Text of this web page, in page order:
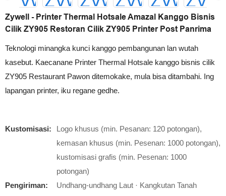
Zywell - Printer Thermal Hotsale Amazal Kanggo Bisnis
Cilik ZY905 Restoran Cilik ZY905 Printer Post Panrima
Teknologi minangka kunci kanggo pembangunan lan wutah
kasebut. Kaecanane Printer Thermal Hotsale kanggo bisnis cilik
ZY905 Restaurant Pawon ditemokake, mula bisa ditambahi. Ing
lapangan printer, iku regane gedhe.
Kustomisasi:
Logo khusus (min. Pesanan: 120 potongan),
kemasan khusus (min. Pesenan: 1000 potongan),
kustomisasi grafis (min. Pesenan: 1000
potongan)
Pengiriman:
Undhang-undhang Laut · Kangkutan Tanah